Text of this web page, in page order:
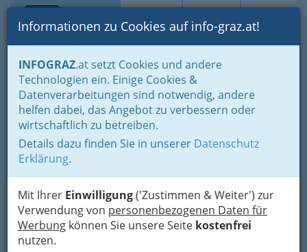
Suche Login Toggle
Informationen zu Cookies auf info-graz.at!
INFOGRAZ.at setzt Cookies und andere
Technologien ein. Einige Cookies &
Datenverarbeitungen sind notwendig, andere
helfen dabei, das Angebot zu verbessern oder
wirtschaftlich zu betreiben.
Details dazu finden Sie in unserer Datenschutz
Erklärung.
Mit Ihrer Einwilligung('Zustimmen & Weiter') zur
Verwendung von personenbezogenen Daten für
Werbung können Sie unsere Seite kostenfrei
nutzen.
Home Branchen
Einkaufen & Schenken - der Handel
Kleine Geschenke... dürfen auch größer sein
Fotografie - Bilder als wunderschönes Geschenk
3Dglas Citypark
Lazarettgürtel 55, 8020 Graz
+43 316 890 588
+43 699 1016 3588
Gutschein
Karte